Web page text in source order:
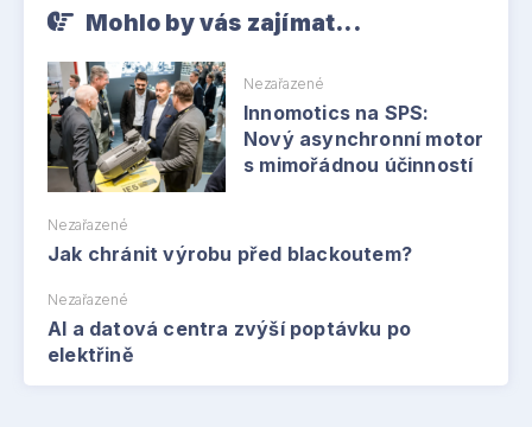
Mohlo by vás zajímat...
Nezařazené
Innomotics na SPS:
Nový asynchronní motor
s mimořádnou účinností
Nezařazené
Jak chránit výrobu před blackoutem?
Nezařazené
AI a datová centra zvýší poptávku po
elektřině